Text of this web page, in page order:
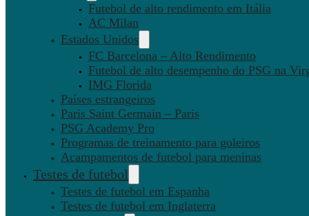
Futebol de alto rendimento em Itália
AC Milan
Estados Unidos
FC Barcelona – Alto Rendimento
Futebol de alto desempenho do PSG na
IMG Florida
Países estrangeiros
Paris Saint Germain – Paris
PSG Academy Pro
Programas de treinamento para goleiros
Acampamentos de futebol para meninas
Testes de futebol
Testes de futebol em Espanha
Testes de futebol em Inglaterra